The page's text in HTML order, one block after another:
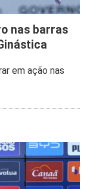
nas barras
em ação nas